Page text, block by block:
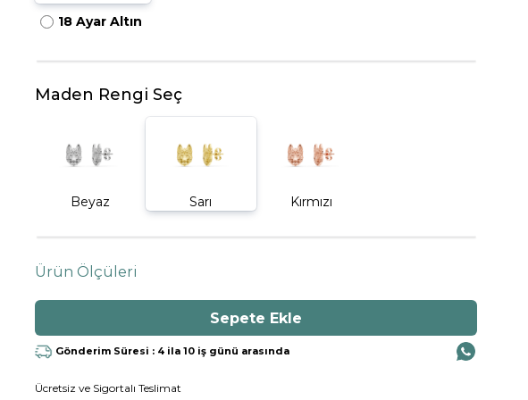
18 Ayar Altın
Maden Rengi Seç
Beyaz Sarı Kırmızı
Ürün Ölçüleri
Gönderim Süresi : 4 ila 10 iş günü arasında
Ücretsiz ve Sigortalı Teslimat